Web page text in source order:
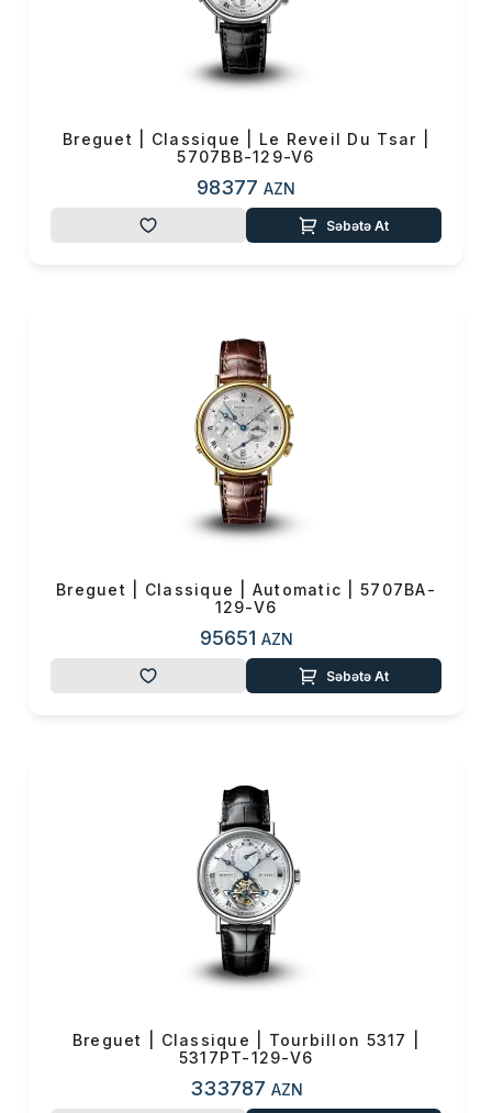
Breguet | Classique | Le Reveil Du Tsar |
5707BB-129-V6
98377 AZN
Səbətə At
Breguet | Classique | Automatic | 5707BA-
129-V6
95651 AZN
Səbətə At
Breguet | Classique | Tourbillon 5317 |
5317PT-129-V6
333787 AZN
Sifarişi rəsmiləşdir
OK